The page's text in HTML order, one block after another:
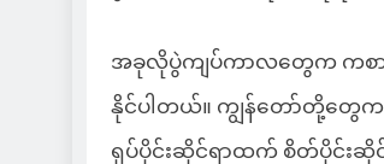
အခုလိုပွဲကျပ်ကာလတွေက ကစာ
နိုင်ပါတယ်။ ကျွန်တော်တို့တွေ
ရုပ်ပိုင်းဆိုင်ရာထက် စိတ်ပိုင်းဆို